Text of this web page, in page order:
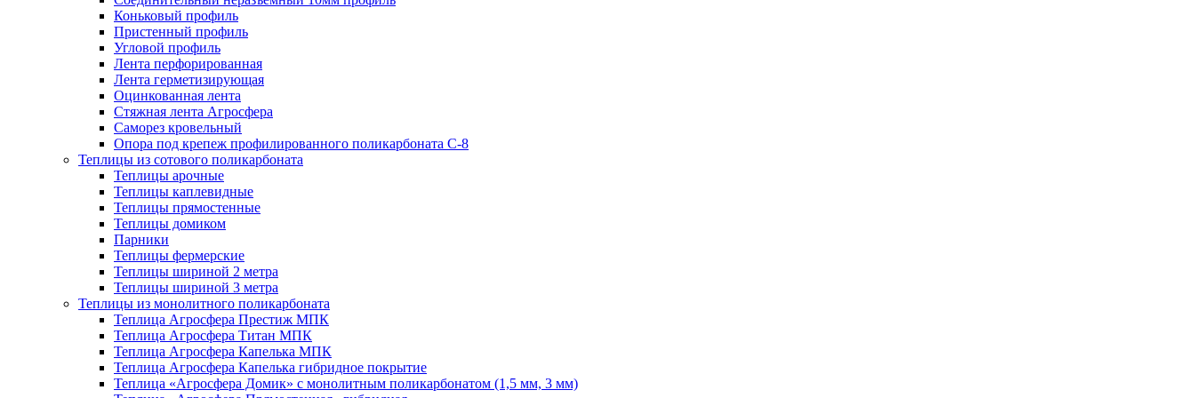
Коньковый профиль
Пристенный профиль
Угловой профиль
Лента перфорированная
Лента герметизирующая
Оцинкованная лента
Стяжная лента Агросфера
Саморез кровельный
Опора под крепеж профилированного поликарбоната С-8
Теплицы из сотового поликарбоната
Теплицы арочные
Теплицы каплевидные
Теплицы прямостенные
Теплицы домиком
Парники
Теплицы фермерские
Теплицы шириной 2 метра
Теплицы шириной 3 метра
Теплицы из монолитного поликарбоната
Теплица Агросфера Престиж МПК
Теплица Агросфера Титан МПК
Теплица Агросфера Капелька МПК
Теплица Агросфера Капелька гибридное покрытие
Теплица «Агросфера Домик» с монолитным поликарбонатом (1,5 мм, 3 мм)